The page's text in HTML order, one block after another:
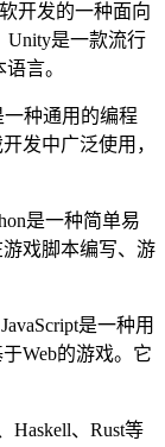
开发的一种面向
Unity是一款流行
言。
一种通用的编程
发中广泛使用，
是一种简单易
戏脚本编写、游
JavaScript是一种用
Web的游戏。它
Haskell、Rust等